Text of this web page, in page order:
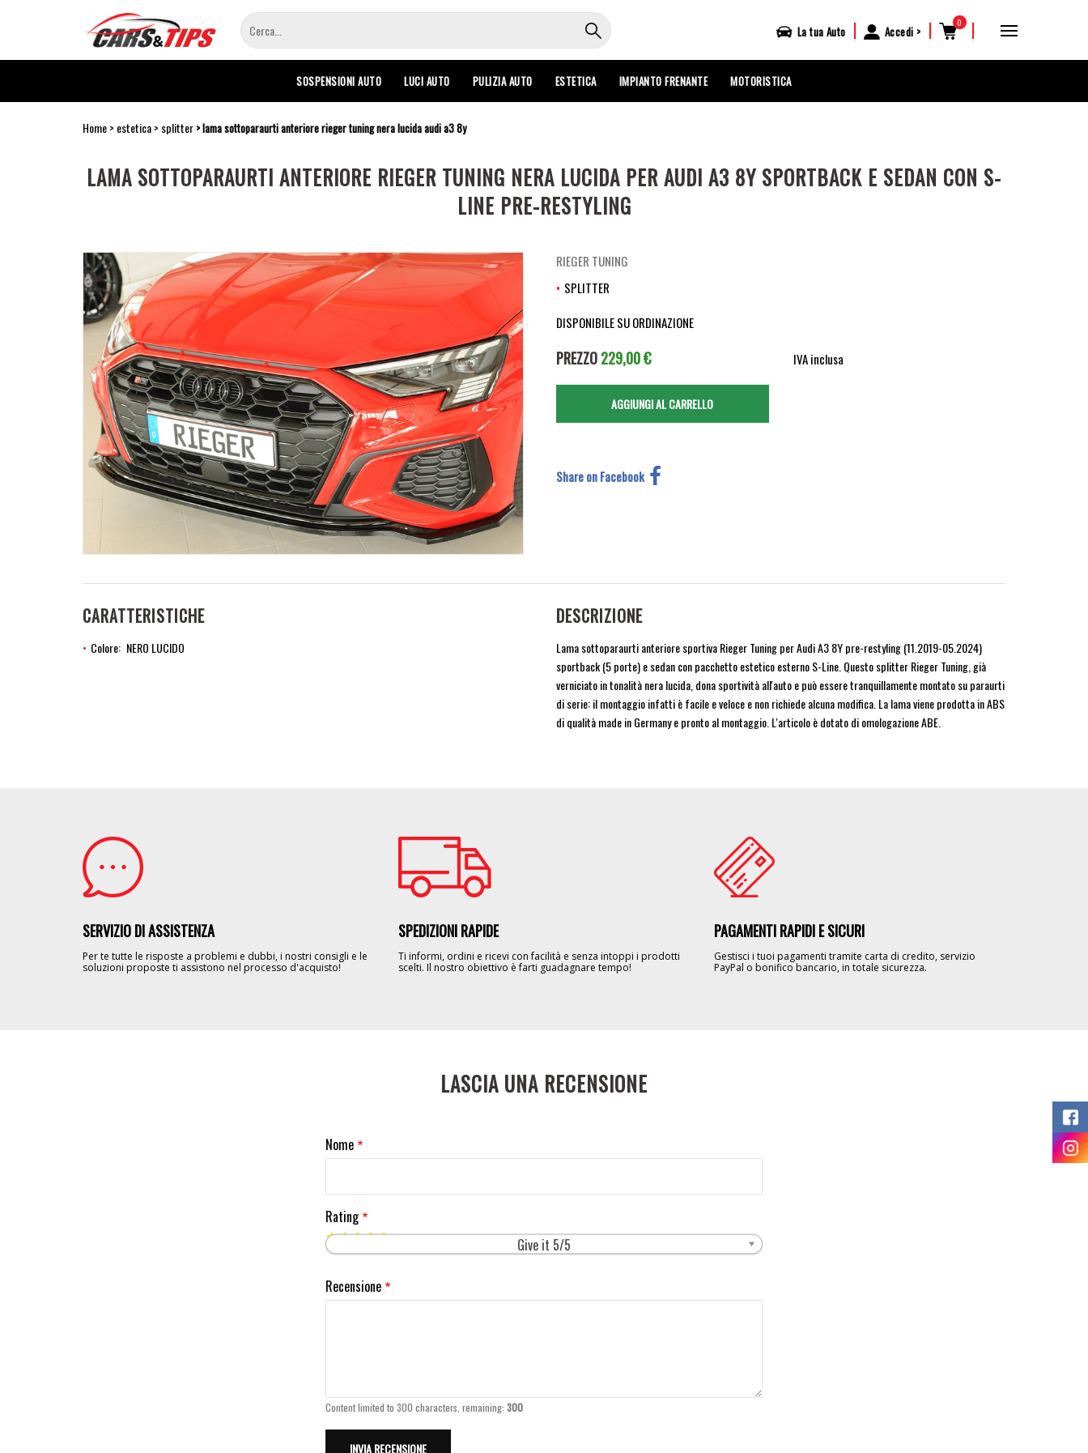
principale
La tua Auto | Accedi | 0 |
SOSPENSIONI AUTO LUCI AUTO PULIZIA AUTO ESTETICA IMPIANTO FRENANTE MOTORISTICA
Home estetica splitter lama sottoparaurti anteriore rieger tuning nera lucida audi a3 8y
LAMA SOTTOPARAURTI ANTERIORE RIEGER TUNING NERA LUCIDA PER AUDI A3 8Y SPORTBACK E SEDAN CON S-
LINE PRE-RESTYLING
RIEGER TUNING
SPLITTER
DISPONIBILE SU ORDINAZIONE
PREZZO229,00 € IVA inclusa
Share on Facebook
CARATTERISTICHE
Colore NERO LUCIDO
DESCRIZIONE
Lama sottoparaurti anteriore sportiva Rieger Tuning per Audi A3 8Y pre-restyling (11.2019-05.2024)
sportback (5 porte) e sedan con pacchetto estetico esterno S-Line. Questo splitter Rieger Tuning, già
verniciato in tonalità nera lucida, dona sportività all'auto e può essere tranquillamente montato su paraurti
di serie: il montaggio infatti è facile e veloce e non richiede alcuna modifica. La lama viene prodotta in ABS
di qualità made in Germany e pronto al montaggio. L'articolo è dotato di omologazione ABE.
Image
SERVIZIO DI ASSISTENZA
Per te tutte le risposte a problemi e dubbi, i nostri consigli e le
soluzioni proposte ti assistono nel processo d'acquisto!
Image
SPEDIZIONI RAPIDE
Ti informi, ordini e ricevi con facilità e senza intoppi i prodotti
scelti. Il nostro obiettivo è farti guadagnare tempo!
Image
PAGAMENTI RAPIDI E SICURI
Gestisci i tuoi pagamenti tramite carta di credito, servizio
PayPal o bonifico bancario, in totale sicurezza.
LASCIA UNA RECENSIONE
Nome
Rating
Give it 5/5
Recensione
Content limited to 300 characters, remaining: 300